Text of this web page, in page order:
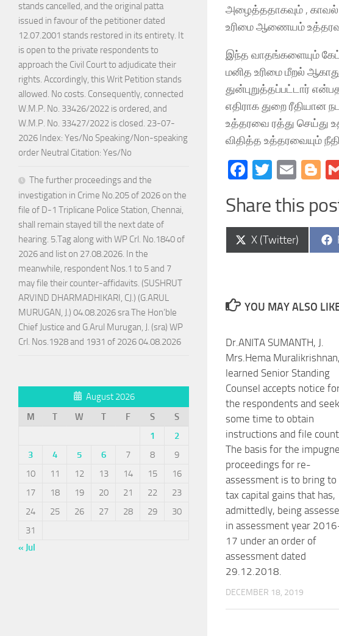
அழைத்ததாகவும் ,
உரிமை ஆணையம் உத்தரவு
இந்த வாதங்களையும்
மனித உரிமை மீறல்
துன்புறுத்தப்பட்டார்
எதிராக துறை ரீதியான
உத்தரவை ரத்து செய்து
விதித்த உத்தரவையும்
Facebook
Twitter
Share this
Share
on
X (Twitter)
YOU MAY ALSO
Dr.ANITA SUMANTH, J.
Mrs.Hema Muralikrishnan,
learned Senior Standing
Counsel accepts notice
the respondents and
some time to obtain
instructions and file
The basis for the
proceedings for re-
assessment is to bring to
tax capital gains that has,
admittedly, being
in assessment year
17 under an order of
assessment dated
29.12.2018.
DECEMBER 18, 2019
stands cancelled, and the original patta
issued in favour of the petitioner dated
12.07.2001 stands restored in its entirety. It
is open to the private respondents to
approach the Civil Court to adjudicate their
rights. Accordingly, this Writ Petition stands
allowed. No costs. Consequently, connected
W.M.P. No. 33426/2022 is ordered, and
W.M.P. No. 33427/2022 is closed. 23-07-
2026 Index: Yes/No Speaking/Non-speaking
order Neutral Citation: Yes/No
The further proceedings and the
investigation in Crime No.205 of 2026 on the
file of D-1 Triplicane Police Station, Chennai,
shall remain stayed till the next date of
hearing. 5.Tag along with WP Crl. No.1840 of
2026 and list on 27.08.2026. In the
meanwhile, respondent Nos.1 to 5 and 7
may file their counter-affidavits. (SUSHRUT
ARVIND DHARMADHIKARI, CJ.) (G.ARUL
MURUGAN, J.) 04.08.2026 sra The Hon’ble
Chief Justice and G.Arul Murugan, J. (sra) WP
Crl. Nos.1928 and 1931 of 2026 04.08.2026
August 2026
M
T W T F S
S
1
2
3
4 5 6 7 8
9
10
11 12 13 14 15
16
17
18 19 20 21 22
23
24
25 26 27 28 29
30
31
« Jul